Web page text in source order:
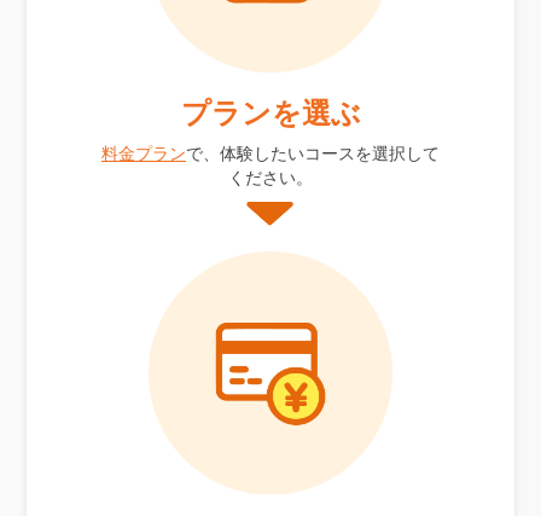
プランを選ぶ
料金プランで、体験したいコースを選択して
ください。